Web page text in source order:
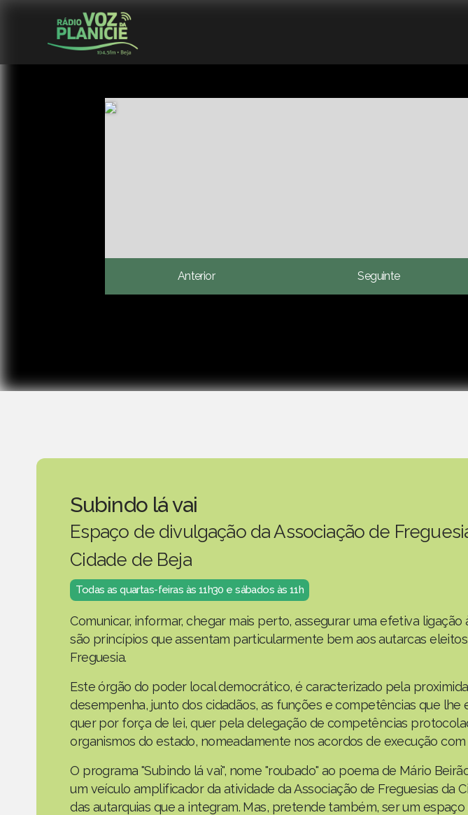
Anterior Seguinte
Subindo lá vai
Espaço de divulgação da Associação de
Cidade de Beja
Todas as quartas-feiras às 11h30 e sábados às 11h
Comunicar, informar, chegar mais perto, assegurar uma efetiva ligação
são princípios que assentam particularmente bem aos autarcas
Freguesia.
Este órgão do poder local democrático, é caracterizado pela
desempenha, junto dos cidadãos, as funções e competências que lhe
quer por força de lei, quer pela delegação de competências
organismos do estado, nomeadamente nos acordos de execução com
O programa "Subindo lá vai", nome "roubado" ao poema de Mário
um veículo amplificador da atividade da Associação de Freguesias da
das autarquias que a integram. Mas, pretende também, ser um